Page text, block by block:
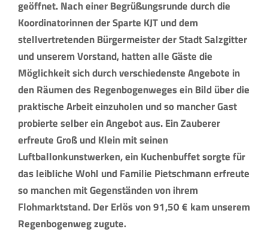
geöffnet. Nach einer Begrüßungsrunde durch die
Koordinatorinnen der Sparte KJT und dem
stellvertretenden Bürgermeister der Stadt Salzgitter
und unserem Vorstand, hatten alle Gäste die
Möglichkeit sich durch verschiedenste Angebote in
den Räumen des Regenbogenweges ein Bild über die
praktische Arbeit einzuholen und so mancher Gast
probierte selber ein Angebot aus. Ein Zauberer
erfreute Groß und Klein mit seinen
Luftballonkunstwerken, ein Kuchenbuffet sorgte für
das leibliche Wohl und Familie Pietschmann erfreute
so manchen mit Gegenständen von ihrem
Flohmarktstand. Der Erlös von 91,50 € kam unserem
Regenbogenweg zugute.